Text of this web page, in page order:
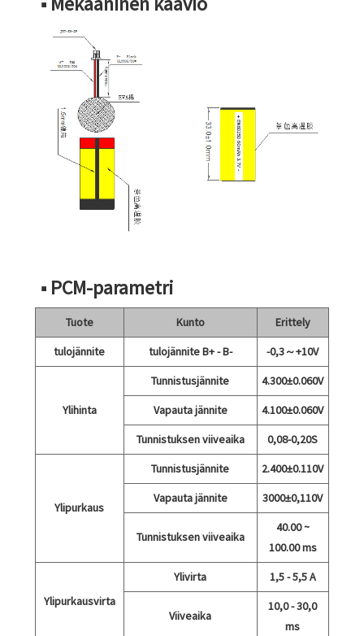
■ PCM-parametri
Tuote Kunto
Erittely
tulojännite
tulojännite B+ - B- -0,3～+10V
Ylihinta
Tunnistusjännite
4.300±0.060V
Vapauta jännite
4.100±0.060V
Tunnistuksen viiveaika
0,08-0,20S
Ylipurkaus
Tunnistusjännite
2.400±0.110V
Vapauta jännite
3000±0,110V
Tunnistuksen viiveaika
40.00 ~
100.00 ms
Ylipurkausvirta
Ylivirta 1,5 - 5,5 A
Viiveaika
10,0 - 30,0
ms